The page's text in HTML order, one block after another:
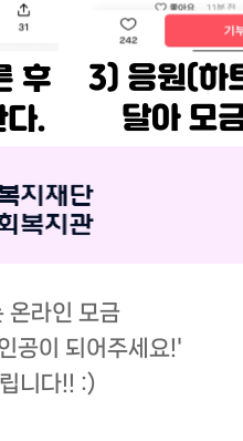
온라인 모금
공이 되어주세요!'
니다!! :)